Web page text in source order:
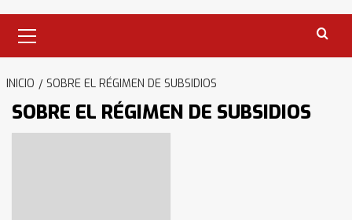
primario
INICIO SOBRE EL RÉGIMEN DE SUBSIDIOS
SOBRE EL RÉGIMEN DE SUBSIDIOS